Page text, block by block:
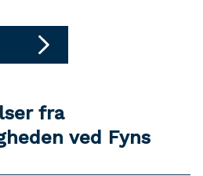
fra
ved Fyns